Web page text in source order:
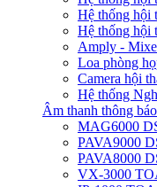
Hệ thống hội
Hệ thống hội
Amply -
Loa phòng
Camera hội
Hệ thống
Âm thanh thông
MAG6000
PAVA9000
PAVA8000
VX-3000